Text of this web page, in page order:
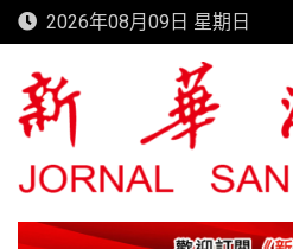
Skip
to
content
2026年08月09日 星期日
新華澳報